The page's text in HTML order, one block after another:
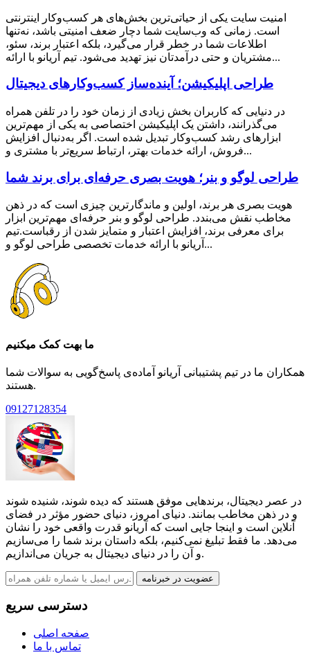
امنیت سایت یکی از حیاتی‌ترین بخش‌های هر کسب‌وکار اینترنتی
است. زمانی که وب‌سایت شما دچار ضعف امنیتی باشد، نه‌تنها
اطلاعات شما در خطر قرار می‌گیرد، بلکه اعتبار برند، سئو،
مشتریان و حتی درآمدتان نیز تهدید می‌شود. تیم آریانو با ارائه...
طراحی اپلیکیشن؛ آینده‌ساز کسب‌وکارهای دیجیتال
در دنیایی که کاربران بخش زیادی از زمان خود را در تلفن همراه
می‌گذرانند، داشتن یک اپلیکیشن اختصاصی به یکی از مهم‌ترین
ابزارهای رشد کسب‌وکار تبدیل شده است. اگر به‌دنبال افزایش
فروش، ارائه خدمات بهتر، ارتباط سریع‌تر با مشتری و...
طراحی لوگو و بنر؛ هویت بصری حرفه‌ای برای برند شما
هویت بصری هر برند، اولین و ماندگارترین چیزی است که در ذهن
مخاطب نقش می‌بندد. طراحی لوگو و بنر حرفه‌ای مهم‌ترین ابزار
برای معرفی برند، افزایش اعتبار و متمایز شدن از رقباست.تیم
آریانو با ارائه خدمات تخصصی طراحی لوگو و...
ما بهت کمک میکنیم
همکاران ما در تیم پشتیبانی آریانو آماده‌ی پاسخ‌گویی به سوالات شما
هستند.
09127128354
در عصر دیجیتال، برندهایی موفق هستند که دیده شوند، شنیده شوند
و در ذهن مخاطب بمانند. دنیای امروز، دنیای حضور مؤثر در فضای
آنلاین است و اینجا جایی است که آریانو قدرت واقعی خود را نشان
می‌دهد. ما فقط تبلیغ نمی‌کنیم، بلکه داستان برند شما را می‌سازیم
و آن را در دنیای دیجیتال به جریان می‌اندازیم.
عضویت در خبرنامه
دسترسی سریع
صفحه اصلی
تماس با ما